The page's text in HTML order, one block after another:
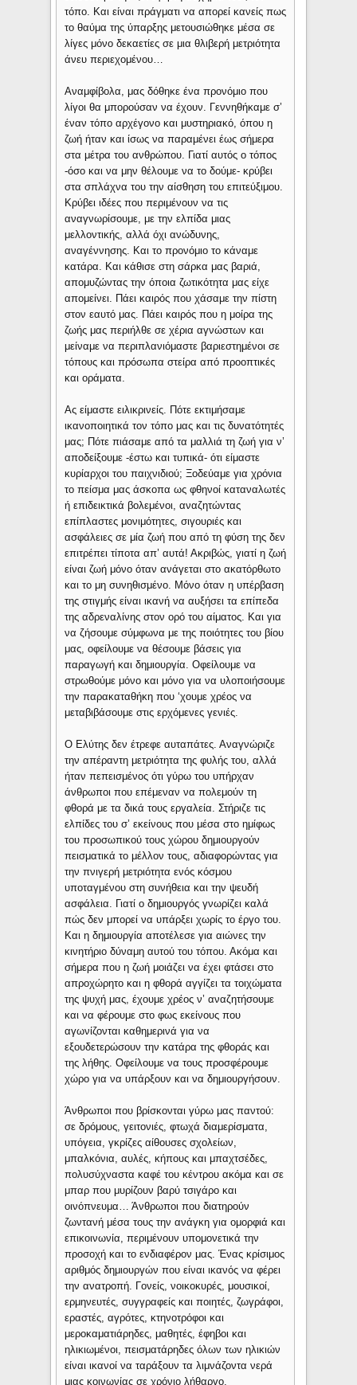
τόπο. Και είναι πράγματι να απορεί κανείς πως
το θαύμα της ύπαρξης μετουσιώθηκε μέσα σε
λίγες μόνο δεκαετίες σε μια θλιβερή μετριότητα
άνευ περιεχομένου…
Αναμφίβολα, μας δόθηκε ένα προνόμιο που
λίγοι θα μπορούσαν να έχουν. Γεννηθήκαμε σ’
έναν τόπο αρχέγονο και μυστηριακό, όπου η
ζωή ήταν και ίσως να παραμένει έως σήμερα
στα μέτρα του ανθρώπου. Γιατί αυτός ο τόπος
-όσο και να μην θέλουμε να το δούμε- κρύβει
στα σπλάχνα του την αίσθηση του επιτεύξιμου.
Κρύβει ιδέες που περιμένουν να τις
αναγνωρίσουμε, με την ελπίδα μιας
μελλοντικής, αλλά όχι ανώδυνης,
αναγέννησης. Και το προνόμιο το κάναμε
κατάρα. Και κάθισε στη σάρκα μας βαριά,
απομυζώντας την όποια ζωτικότητα μας είχε
απομείνει. Πάει καιρός που χάσαμε την πίστη
στον εαυτό μας. Πάει καιρός που η μοίρα της
ζωής μας περιήλθε σε χέρια αγνώστων και
μείναμε να περιπλανιόμαστε βαριεστημένοι σε
τόπους και πρόσωπα στείρα από προοπτικές
και οράματα.
Ας είμαστε ειλικρινείς. Πότε εκτιμήσαμε
ικανοποιητικά τον τόπο μας και τις δυνατότητές
μας; Πότε πιάσαμε από τα μαλλιά τη ζωή για ν’
αποδείξουμε -έστω και τυπικά- ότι είμαστε
κυρίαρχοι του παιχνιδιού; Ξοδεύαμε για χρόνια
το πείσμα μας άσκοπα ως φθηνοί καταναλωτές
ή επιδεικτικά βολεμένοι, αναζητώντας
επίπλαστες μονιμότητες, σιγουριές και
ασφάλειες σε μία ζωή που από τη φύση της δεν
επιτρέπει τίποτα απ’ αυτά! Ακριβώς, γιατί η ζωή
είναι ζωή μόνο όταν ανάγεται στο ακατόρθωτο
και το μη συνηθισμένο. Μόνο όταν η υπέρβαση
της στιγμής είναι ικανή να αυξήσει τα επίπεδα
της αδρεναλίνης στον ορό του αίματος. Και για
να ζήσουμε σύμφωνα με της ποιότητες του βίου
μας, οφείλουμε να θέσουμε βάσεις για
παραγωγή και δημιουργία. Οφείλουμε να
στρωθούμε μόνο και μόνο για να υλοποιήσουμε
την παρακαταθήκη που ‘χουμε χρέος να
μεταβιβάσουμε στις ερχόμενες γενιές.
Ο Ελύτης δεν έτρεφε αυταπάτες. Αναγνώριζε
την απέραντη μετριότητα της φυλής του, αλλά
ήταν πεπεισμένος ότι γύρω του υπήρχαν
άνθρωποι που επέμεναν να πολεμούν τη
φθορά με τα δικά τους εργαλεία. Στήριζε τις
ελπίδες του σ’ εκείνους που μέσα στο ημίφως
του προσωπικού τους χώρου δημιουργούν
πεισματικά το μέλλον τους, αδιαφορώντας για
την πνιγερή μετριότητα ενός κόσμου
υποταγμένου στη συνήθεια και την ψευδή
ασφάλεια. Γιατί ο δημιουργός γνωρίζει καλά
πώς δεν μπορεί να υπάρξει χωρίς το έργο του.
Και η δημιουργία αποτέλεσε για αιώνες την
κινητήριο δύναμη αυτού του τόπου. Ακόμα και
σήμερα που η ζωή μοιάζει να έχει φτάσει στο
απροχώρητο και η φθορά αγγίζει τα τοιχώματα
της ψυχή μας, έχουμε χρέος ν’ αναζητήσουμε
και να φέρουμε στο φως εκείνους που
αγωνίζονται καθημερινά για να
εξουδετερώσουν την κατάρα της φθοράς και
της λήθης. Οφείλουμε να τους προσφέρουμε
χώρο για να υπάρξουν και να δημιουργήσουν.
Άνθρωποι που βρίσκονται γύρω μας παντού:
σε δρόμους, γειτονιές, φτωχά διαμερίσματα,
υπόγεια, γκρίζες αίθουσες σχολείων,
μπαλκόνια, αυλές, κήπους και μπαχτσέδες,
πολυσύχναστα καφέ του κέντρου ακόμα και σε
μπαρ που μυρίζουν βαρύ τσιγάρο και
οινόπνευμα… Άνθρωποι που διατηρούν
ζωντανή μέσα τους την ανάγκη για ομορφιά και
επικοινωνία, περιμένουν υπομονετικά την
προσοχή και το ενδιαφέρον μας. Ένας κρίσιμος
αριθμός δημιουργών που είναι ικανός να φέρει
την ανατροπή. Γονείς, νοικοκυρές, μουσικοί,
ερμηνευτές, συγγραφείς και ποιητές, ζωγράφοι,
εραστές, αγρότες, κτηνοτρόφοι και
μεροκαματιάρηδες, μαθητές, έφηβοι και
ηλικιωμένοι, πεισματάρηδες όλων των ηλικιών
είναι ικανοί να ταράξουν τα λιμνάζοντα νερά
μιας κοινωνίας σε χρόνιο λήθαργο.